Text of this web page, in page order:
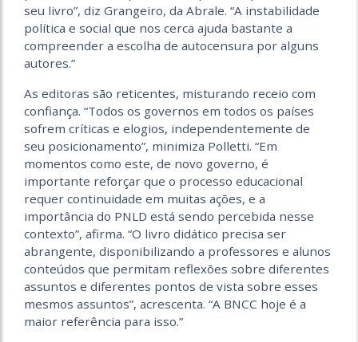
seu livro”, diz Grangeiro, da Abrale. “A instabilidade
política e social que nos cerca ajuda bastante a
compreender a escolha de autocensura por alguns
autores.”
As editoras são reticentes, misturando receio com
confiança. “Todos os governos em todos os países
sofrem críticas e elogios, independentemente de
seu posicionamento”, minimiza Polletti. “Em
momentos como este, de novo governo, é
importante reforçar que o processo educacional
requer continuidade em muitas ações, e a
importância do PNLD está sendo percebida nesse
contexto”, afirma. “O livro didático precisa ser
abrangente, disponibilizando a professores e alunos
conteúdos que permitam reflexões sobre diferentes
assuntos e diferentes pontos de vista sobre esses
mesmos assuntos”, acrescenta. “A BNCC hoje é a
maior referência para isso.”